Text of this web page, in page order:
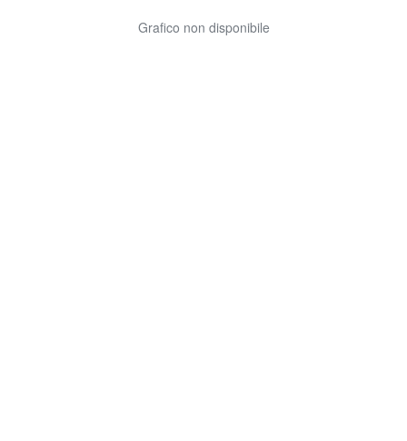
Grafico non disponibile